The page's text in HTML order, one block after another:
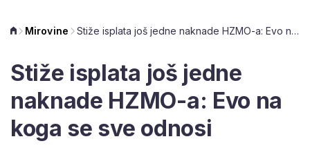
Mirovine Stiže isplata još jedne naknade HZMO-a: Evo na koga se sve odnosi
Stiže isplata još jedne
naknade HZMO-a: Evo na
koga se sve odnosi